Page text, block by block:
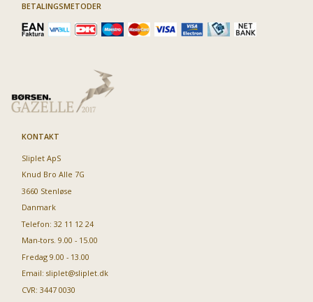
BETALINGSMETODER
KONTAKT
Sliplet ApS
Knud Bro Alle 7G
3660 Stenløse
Danmark
Telefon: 32 11 12 24
Man-tors. 9.00 - 15.00
Fredag 9.00 - 13.00
Email: sliplet@sliplet.dk
CVR: 3447 0030